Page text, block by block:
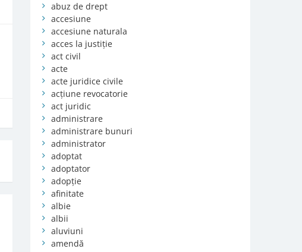
abuz de drept
accesiune
accesiune naturala
acces la justiție
act civil
acte
acte juridice civile
acțiune revocatorie
act juridic
administrare
administrare bunuri
administrator
adoptat
adoptator
adopție
afinitate
albie
albii
aluviuni
amendă